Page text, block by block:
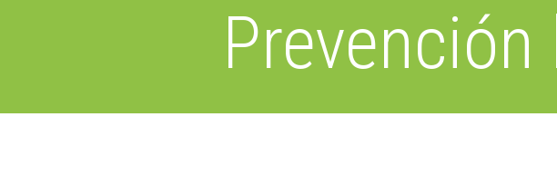
Prevención